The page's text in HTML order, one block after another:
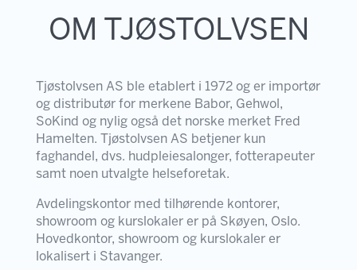
OM TJØSTOLVSEN
Tjøstolvsen AS ble etablert i 1972 og er importør
og distributør for merkene Babor, Gehwol,
SoKind og nylig også det norske merket Fred
Hamelten. Tjøstolvsen AS betjener kun
faghandel, dvs. hudpleiesalonger, fotterapeuter
samt noen utvalgte helseforetak.
Avdelingskontor med tilhørende kontorer,
showroom og kurslokaler er på Skøyen, Oslo.
Hovedkontor, showroom og kurslokaler er
lokalisert i Stavanger.